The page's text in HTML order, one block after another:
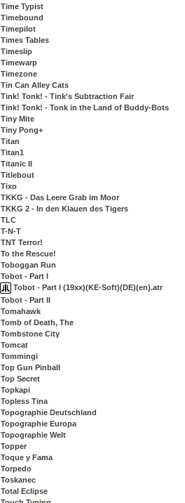
Time Typist
Timebound
Timepilot
Times Tables
Timeslip
Timewarp
Timezone
Tin Can Alley Cats
Tink! Tonk! - Tink's Subtraction Fair
Tink! Tonk! - Tonk in the Land of Buddy-Bots
Tiny Mite
Tiny Pong+
Titan
Titan1
Titanic II
Titlebout
Tixo
TKKG - Das Leere Grab im Moor
TKKG 2 - In den Klauen des Tigers
TLC
T-N-T
TNT Terror!
To the Rescue!
Toboggan Run
Tobot - Part I
Tobot - Part I (19xx)(KE-Soft)(DE)(en).atr
Tobot - Part II
Tomahawk
Tomb of Death, The
Tombstone City
Tomcat
Tommingi
Top Gun Pinball
Top Secret
Topkapi
Topless Tina
Topographie Deutschland
Topographie Europa
Topographie Welt
Topper
Toque y Fama
Torpedo
Toskanec
Total Eclipse